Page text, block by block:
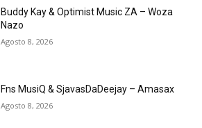
Buddy Kay & Optimist Music ZA – Woza
Nazo
Agosto 8, 2026
Fns MusiQ & SjavasDaDeejay – Amasax
Agosto 8, 2026